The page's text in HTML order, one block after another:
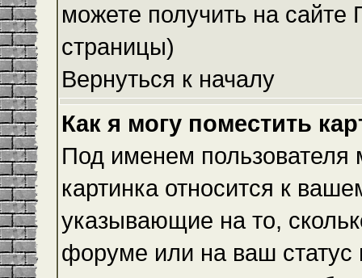
можете получить на сайте
страницы)
Вернуться к началу
Как я могу поместить
Под именем пользователя
картинка относится к
указывающие на то,
форуме или на ваш